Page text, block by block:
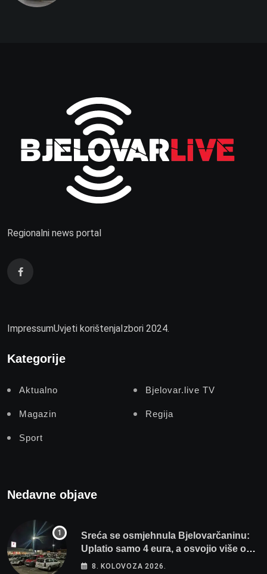
Regionalni news portal
ImpressumUvjeti korištenja Izbori 2024.
Kategorije
Aktualno Bjelovar.live TV
Magazin Regija
Sport
Nedavne objave
Sreća se osmjehnula Bjelovarčaninu:
Uplatio samo 4 eura, a osvojio više od
80 tisuća eura
8. KOLOVOZA 2026.